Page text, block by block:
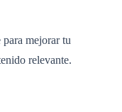
mejorar tu
relevante.